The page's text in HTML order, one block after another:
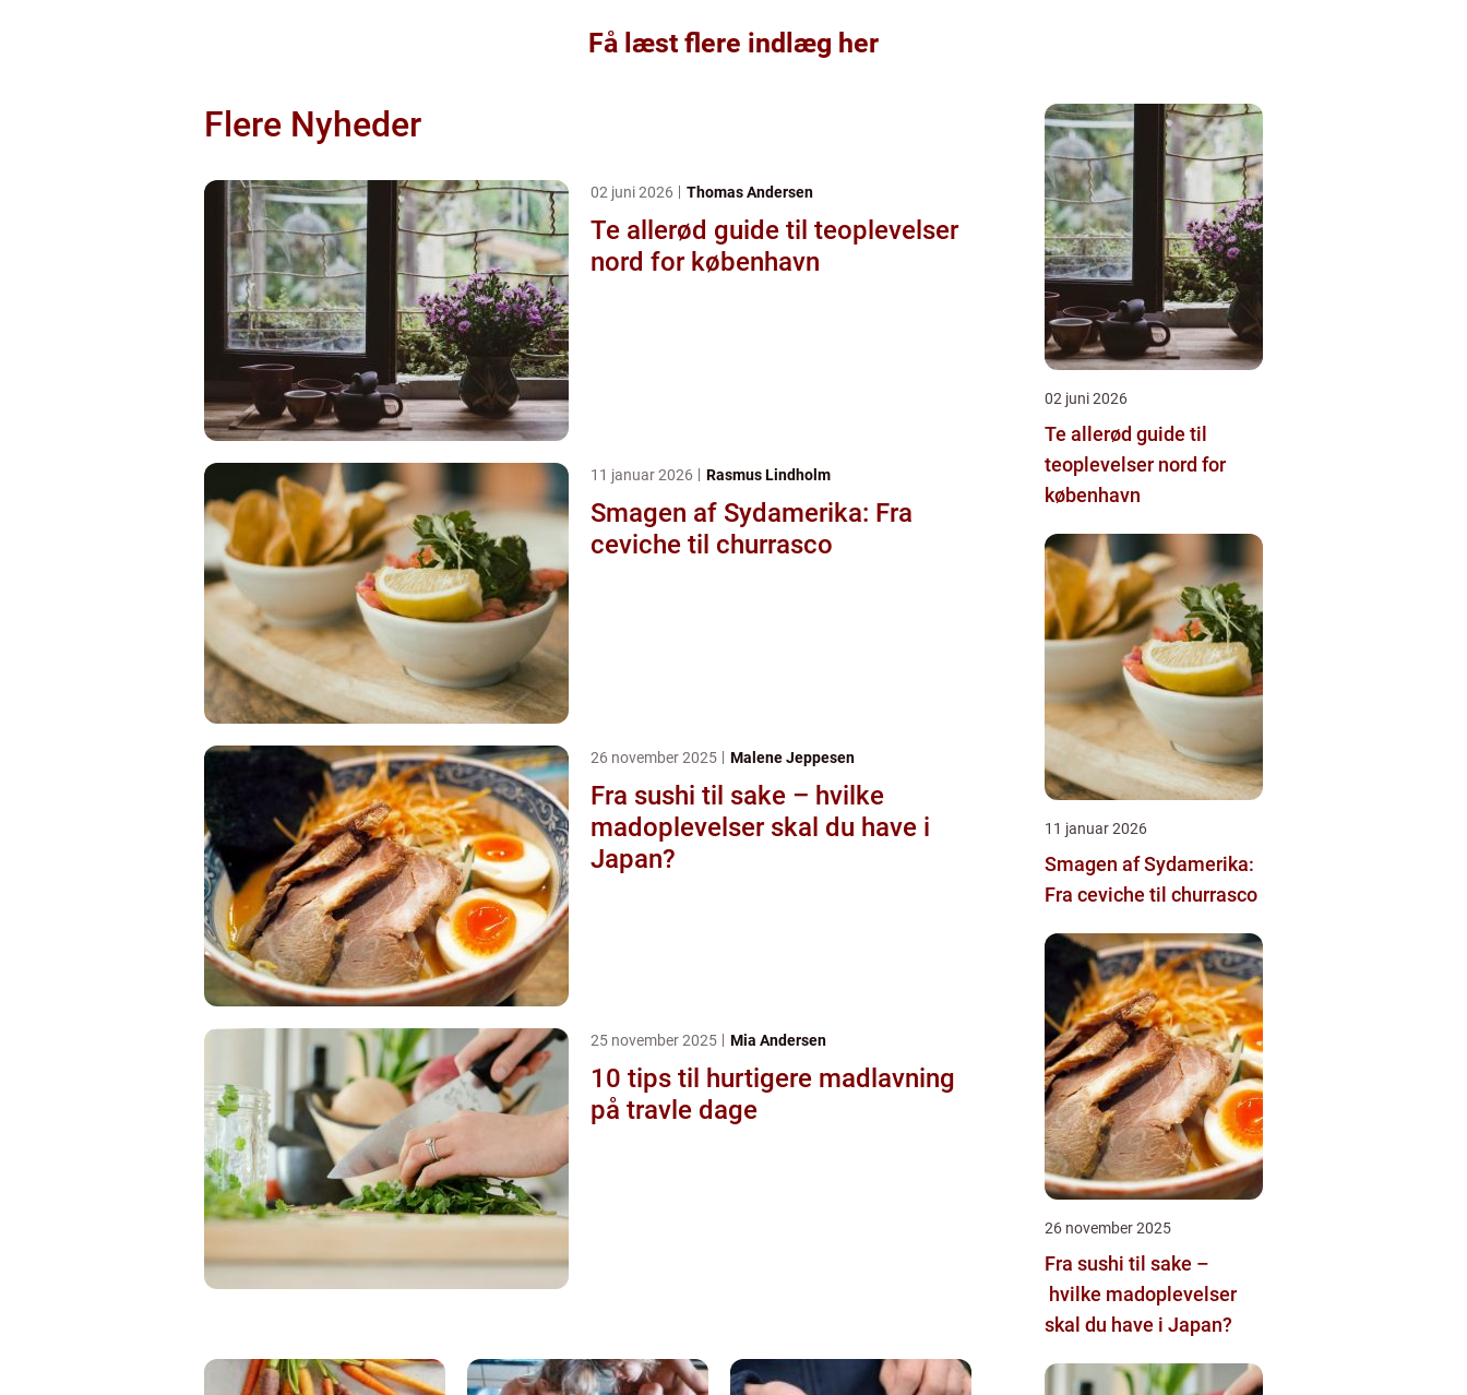
Få læst flere indlæg her
Flere Nyheder
02 juni 2026 Thomas Andersen
Te allerød guide til teoplevelser
nord for københavn
11 januar 2026 Rasmus Lindholm
Smagen af Sydamerika: Fra
ceviche til churrasco
26 november 2025 Malene Jeppesen
Fra sushi til sake – hvilke
madoplevelser skal du have i
Japan?
25 november 2025 Mia Andersen
10 tips til hurtigere madlavning
på travle dage
02 juni 2026
Te allerød guide til
teoplevelser nord for
københavn
11 januar 2026
Smagen af Sydamerika:
Fra ceviche til churrasco
26 november 2025
Fra sushi til sake –
hvilke madoplevelser
skal du have i Japan?